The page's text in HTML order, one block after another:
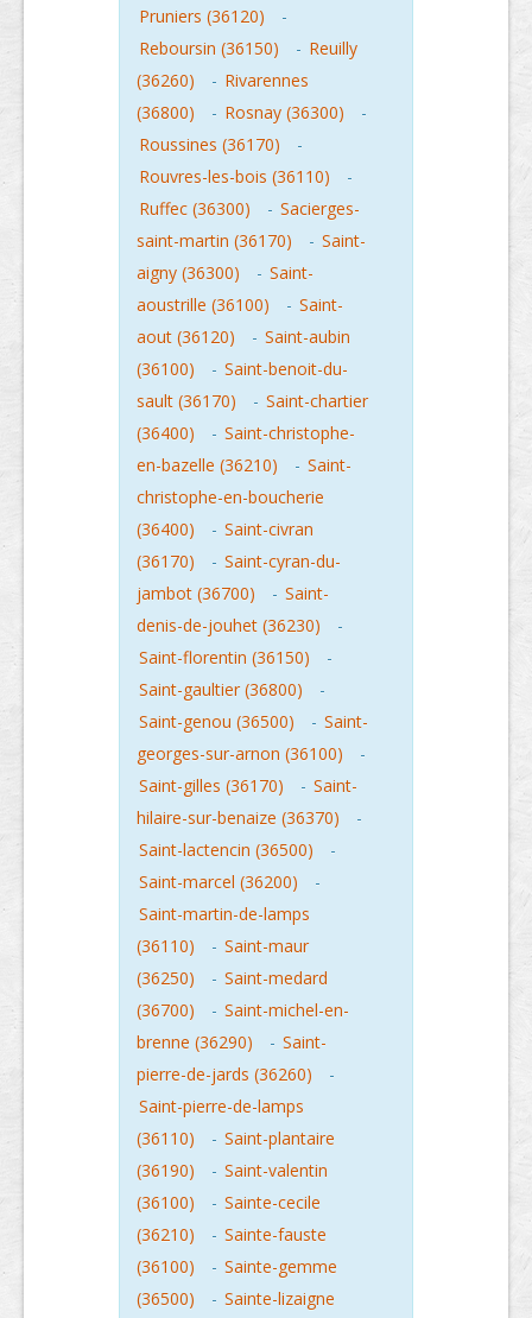
Pruniers (36120)
-
Reboursin (36150)
- Reuilly
(36260)
- Rivarennes
(36800)
- Rosnay (36300)
-
Roussines (36170)
-
Rouvres-les-bois (36110)
-
Ruffec (36300)
- Sacierges-
saint-martin (36170)
- Saint-
aigny (36300)
- Saint-
aoustrille (36100)
- Saint-
aout (36120)
- Saint-aubin
(36100)
- Saint-benoit-du-
sault (36170)
- Saint-chartier
(36400)
- Saint-christophe-
en-bazelle (36210)
- Saint-
christophe-en-boucherie
(36400)
- Saint-civran
(36170)
- Saint-cyran-du-
jambot (36700)
- Saint-
denis-de-jouhet (36230)
-
Saint-florentin (36150)
-
Saint-gaultier (36800)
-
Saint-genou (36500)
- Saint-
georges-sur-arnon (36100)
-
Saint-gilles (36170)
- Saint-
hilaire-sur-benaize (36370)
-
Saint-lactencin (36500)
-
Saint-marcel (36200)
-
Saint-martin-de-lamps
(36110)
- Saint-maur
(36250)
- Saint-medard
(36700)
- Saint-michel-en-
brenne (36290)
- Saint-
pierre-de-jards (36260)
-
Saint-pierre-de-lamps
(36110)
- Saint-plantaire
(36190)
- Saint-valentin
(36100)
- Sainte-cecile
(36210)
- Sainte-fauste
(36100)
- Sainte-gemme
(36500)
- Sainte-lizaigne